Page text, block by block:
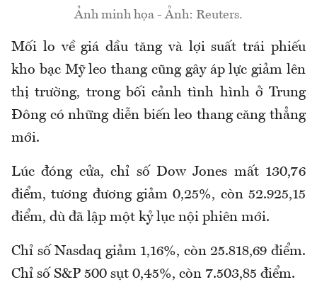
Ảnh minh họa - Ảnh: Reuters.
Mối lo về giá dầu tăng và lợi suất trái phiếu
kho bạc Mỹ leo thang cũng gây áp lực giảm lên
thị trường, trong bối cảnh tình hình ở Trung
Đông có những diễn biến leo thang căng thẳng
mới.
Lúc đóng cửa, chỉ số Dow Jones mất 130,76
điểm, tương đương giảm 0,25%, còn 52.925,15
điểm, dù đã lập một kỷ lục nội phiên mới.
Chỉ số Nasdaq giảm 1,16%, còn 25.818,69 điểm.
Chỉ số S&P 500 sụt 0,45%, còn 7.503,85 điểm.